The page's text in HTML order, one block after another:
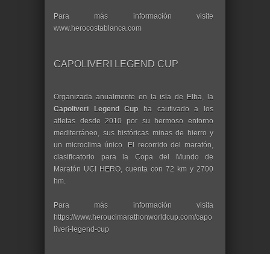
Para más información visite
www.herocostablanca.com
CAPOLIVERI LEGEND CUP
Organizada anualmente en la isla de Elba, la
Capoliveri Legend Cup ha cautivado a los
atletas desde 2010 por su hermoso entorno
mediterráneo, sus históricas minas de hierro y
un microclima único. El recorrido del maratón,
clasificatorio para la Copa del Mundo de
Maratón UCI HERO, cuenta con 72 km y 2700
hm.
Para más información visita
https://www.heroucimarathonworldcup.com/capo
liveri-legend-cup